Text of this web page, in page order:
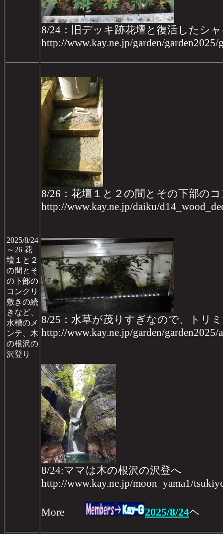
8/24：旧デッキ跡花壇と復活したシ
http://www.kay.ne.jp/garden/
2025/8/24
～26 花
壇１と２
の間とそ
の下部の
コンクリ
敷きの続
きなど、
水槽のメ
ンテ、木
の根沢の
沢登り
8/26：花壇１と２の間とその下部の
http://www.kay.ne.jp/daiku/
8/25：水草が茂りすぎなので、トリ
http://www.kay.ne.jp/garden/garden2025/
8/24:ママは木の根沢の沢登へ
http://www.kay.ne.jp/moon_yama1/
More 2025/8/24ヘ